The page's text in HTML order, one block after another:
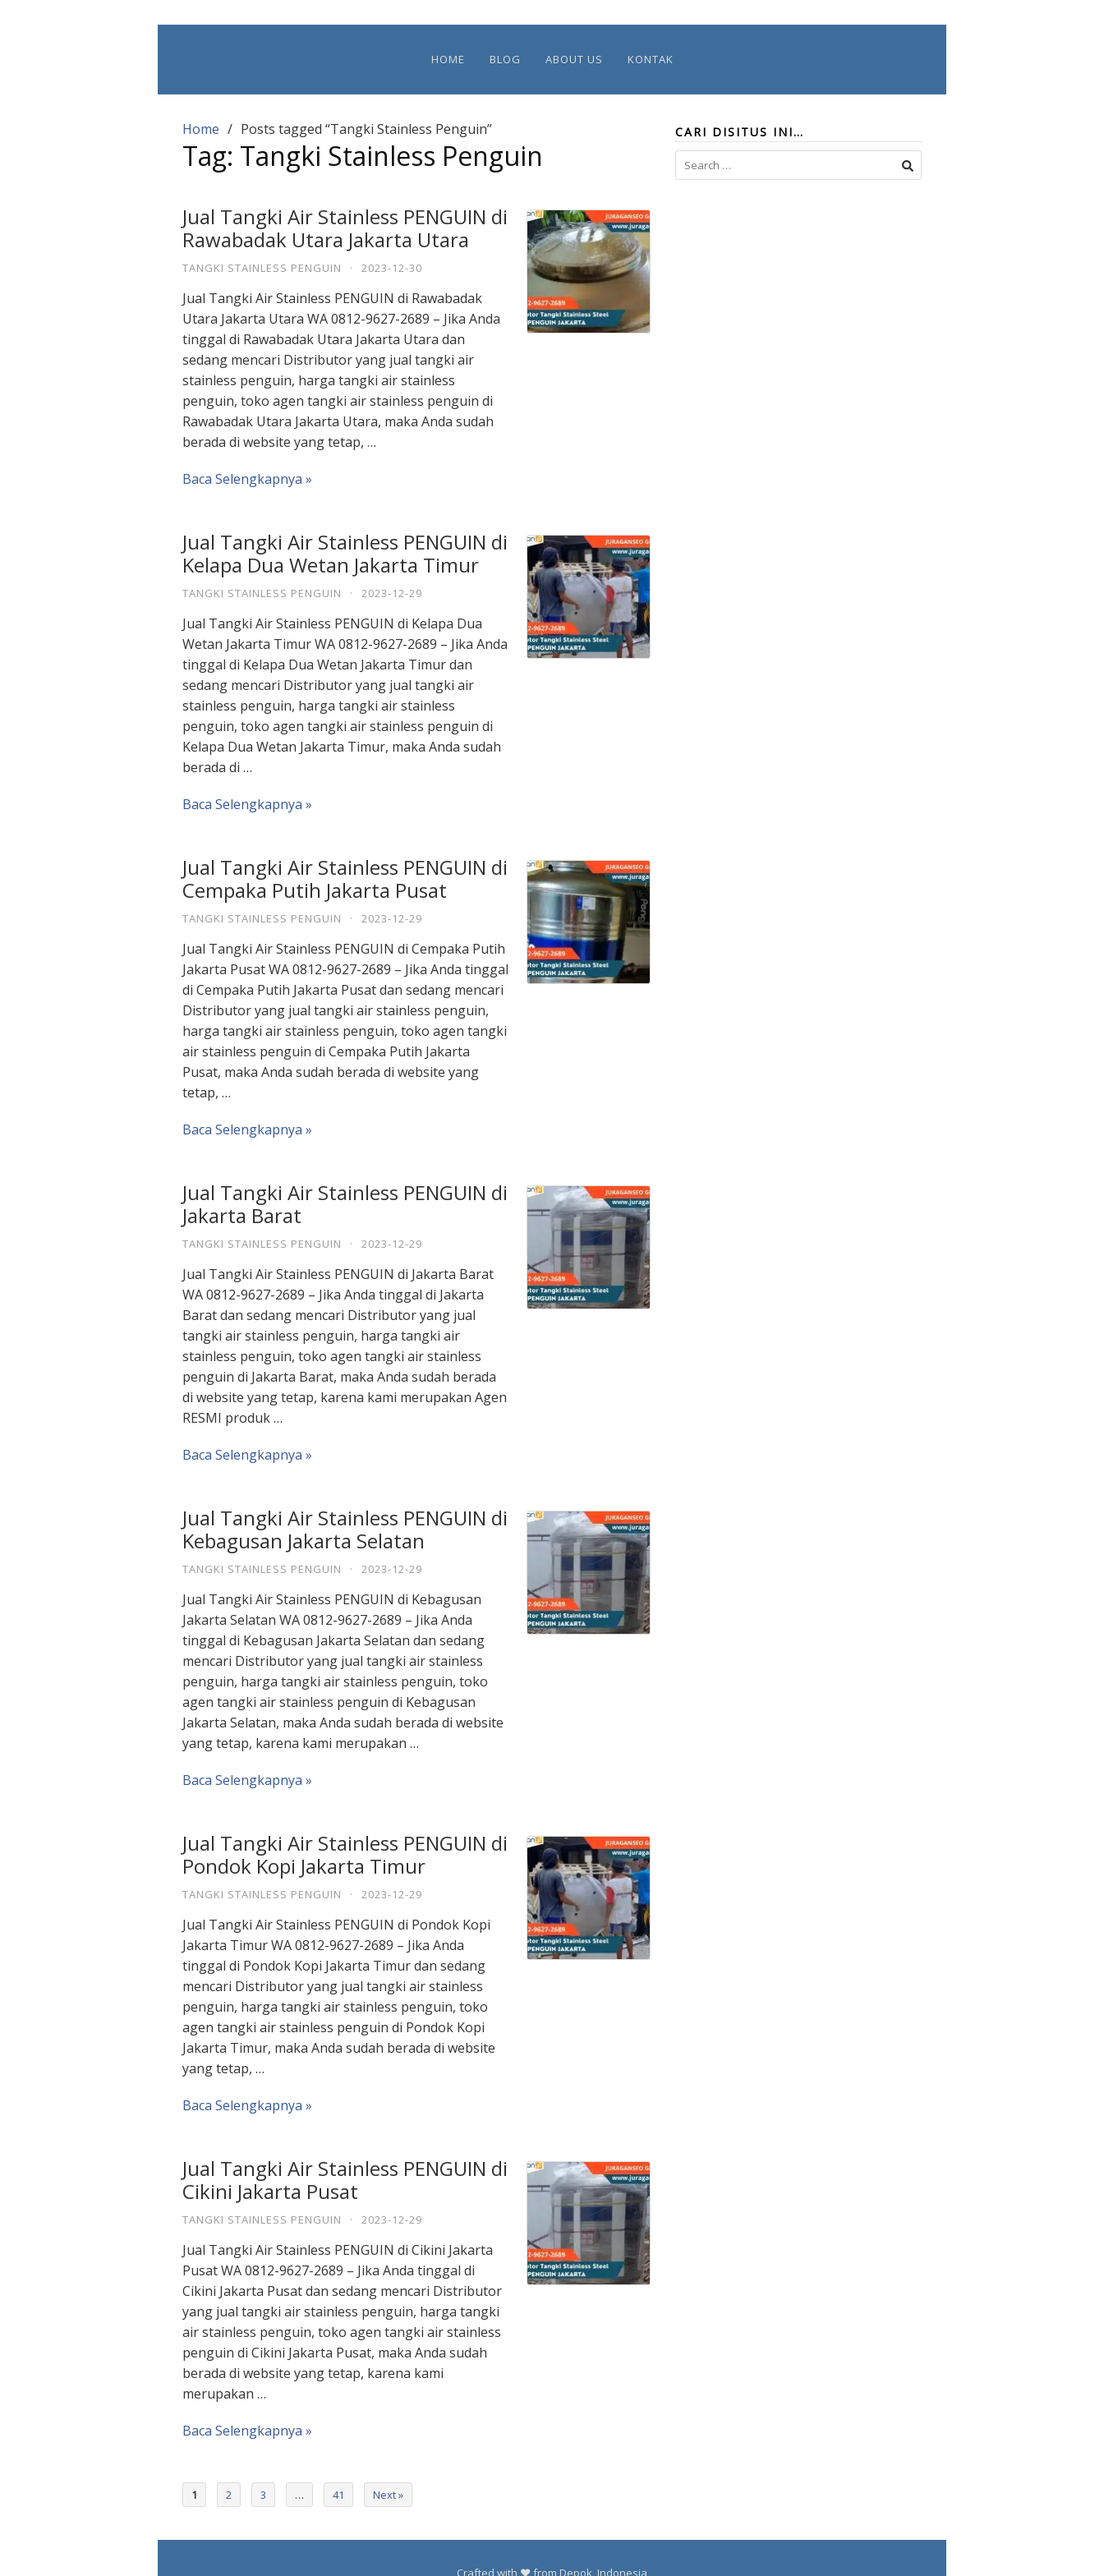
HOME BLOG ABOUT US KONTAK
Home Posts tagged “Tangki Stainless Penguin”
Tag: Tangki Stainless Penguin
Jual Tangki Air Stainless PENGUIN di
Rawabadak Utara Jakarta Utara
TANGKI STAINLESS PENGUIN · 2023-12-30
Jual Tangki Air Stainless PENGUIN di Rawabadak
Utara Jakarta Utara WA 0812-9627-2689 – Jika Anda
tinggal di Rawabadak Utara Jakarta Utara dan
sedang mencari Distributor yang jual tangki air
stainless penguin, harga tangki air stainless
penguin, toko agen tangki air stainless penguin di
Rawabadak Utara Jakarta Utara, maka Anda sudah
berada di website yang tetap, …
Baca Selengkapnya »
Jual Tangki Air Stainless PENGUIN di
Kelapa Dua Wetan Jakarta Timur
TANGKI STAINLESS PENGUIN · 2023-12-29
Jual Tangki Air Stainless PENGUIN di Kelapa Dua
Wetan Jakarta Timur WA 0812-9627-2689 – Jika Anda
tinggal di Kelapa Dua Wetan Jakarta Timur dan
sedang mencari Distributor yang jual tangki air
stainless penguin, harga tangki air stainless
penguin, toko agen tangki air stainless penguin di
Kelapa Dua Wetan Jakarta Timur, maka Anda sudah
berada di …
Baca Selengkapnya »
Jual Tangki Air Stainless PENGUIN di
Cempaka Putih Jakarta Pusat
TANGKI STAINLESS PENGUIN · 2023-12-29
Jual Tangki Air Stainless PENGUIN di Cempaka Putih
Jakarta Pusat WA 0812-9627-2689 – Jika Anda tinggal
di Cempaka Putih Jakarta Pusat dan sedang mencari
Distributor yang jual tangki air stainless penguin,
harga tangki air stainless penguin, toko agen tangki
air stainless penguin di Cempaka Putih Jakarta
Pusat, maka Anda sudah berada di website yang
tetap, …
Baca Selengkapnya »
Jual Tangki Air Stainless PENGUIN di
Jakarta Barat
TANGKI STAINLESS PENGUIN · 2023-12-29
Jual Tangki Air Stainless PENGUIN di Jakarta Barat
WA 0812-9627-2689 – Jika Anda tinggal di Jakarta
Barat dan sedang mencari Distributor yang jual
tangki air stainless penguin, harga tangki air
stainless penguin, toko agen tangki air stainless
penguin di Jakarta Barat, maka Anda sudah berada
di website yang tetap, karena kami merupakan Agen
RESMI produk …
Baca Selengkapnya »
Jual Tangki Air Stainless PENGUIN di
Kebagusan Jakarta Selatan
TANGKI STAINLESS PENGUIN · 2023-12-29
Jual Tangki Air Stainless PENGUIN di Kebagusan
Jakarta Selatan WA 0812-9627-2689 – Jika Anda
tinggal di Kebagusan Jakarta Selatan dan sedang
mencari Distributor yang jual tangki air stainless
penguin, harga tangki air stainless penguin, toko
agen tangki air stainless penguin di Kebagusan
Jakarta Selatan, maka Anda sudah berada di website
yang tetap, karena kami merupakan …
Baca Selengkapnya »
Jual Tangki Air Stainless PENGUIN di
Pondok Kopi Jakarta Timur
TANGKI STAINLESS PENGUIN · 2023-12-29
Jual Tangki Air Stainless PENGUIN di Pondok Kopi
Jakarta Timur WA 0812-9627-2689 – Jika Anda
tinggal di Pondok Kopi Jakarta Timur dan sedang
mencari Distributor yang jual tangki air stainless
penguin, harga tangki air stainless penguin, toko
agen tangki air stainless penguin di Pondok Kopi
Jakarta Timur, maka Anda sudah berada di website
yang tetap, …
Baca Selengkapnya »
Jual Tangki Air Stainless PENGUIN di
Cikini Jakarta Pusat
TANGKI STAINLESS PENGUIN · 2023-12-29
Jual Tangki Air Stainless PENGUIN di Cikini Jakarta
Pusat WA 0812-9627-2689 – Jika Anda tinggal di
Cikini Jakarta Pusat dan sedang mencari Distributor
yang jual tangki air stainless penguin, harga tangki
air stainless penguin, toko agen tangki air stainless
penguin di Cikini Jakarta Pusat, maka Anda sudah
berada di website yang tetap, karena kami
merupakan …
Baca Selengkapnya »
1 2 3 … 41 Next »
CARI DISITUS INI…
Search
for:
Crafted with ❤️ from Depok, Indonesia